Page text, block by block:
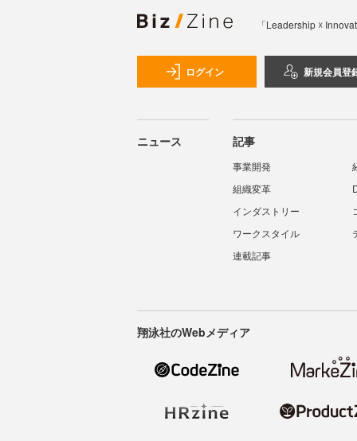
「Leadership ☓
ログイン 新規会員登
ニュース 記事
事業開発
組織変革
インダストリー
ワークスタイル
連載記事
翔泳社のWebメディア